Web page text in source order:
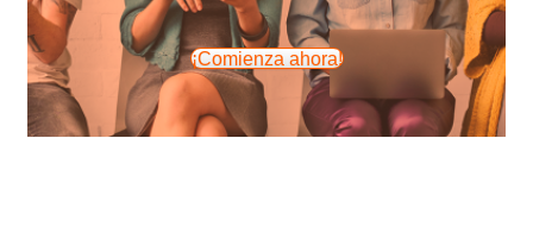
¡Comienza ahora!